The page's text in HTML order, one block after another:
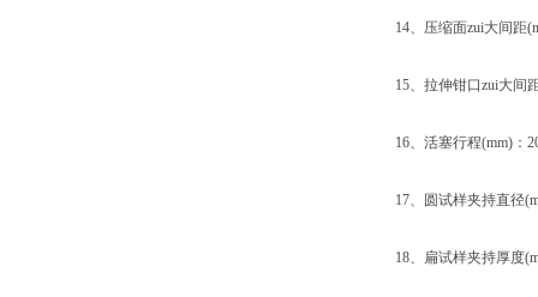
14、压缩面zui大间距
15、拉伸钳口zui大间距
16、活塞行程(mm)：
17、圆试样夹持直径
18、扁试样夹持厚度